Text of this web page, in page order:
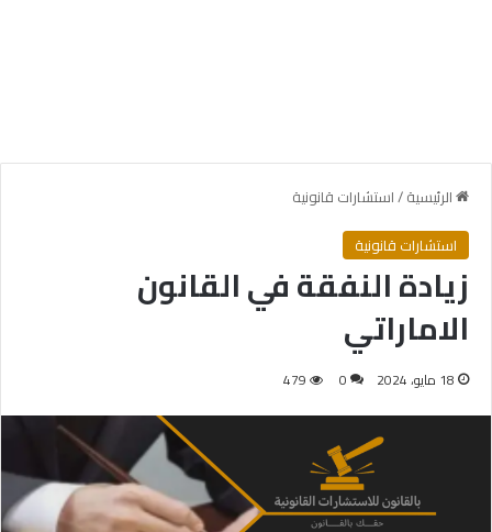
الرئيسية/استشارات قانونية
استشارات قانونية
زيادة النفقة في القانون
الاماراتي
18 مايو، 2024 0
479